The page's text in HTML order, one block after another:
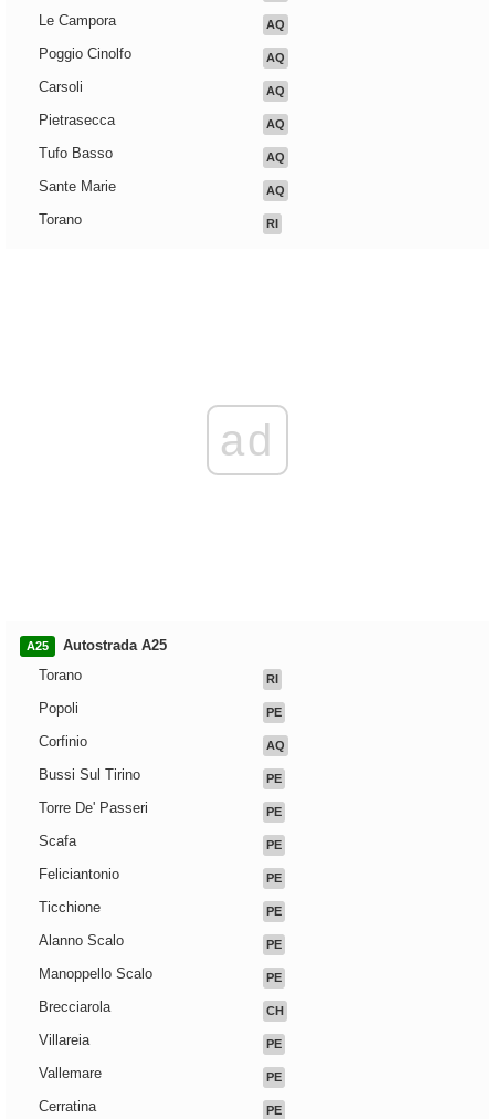
Le Campora AQ
Poggio Cinolfo AQ
Carsoli AQ
Pietrasecca AQ
Tufo Basso AQ
Sante Marie AQ
Torano RI
ad
A25
Autostrada A25
Torano
RI
Popoli PE
Corfinio AQ
Bussi Sul Tirino PE
Torre De' Passeri PE
Scafa PE
Feliciantonio PE
Ticchione PE
Alanno Scalo PE
Manoppello Scalo PE
Brecciarola CH
Villareia PE
Vallemare PE
Cerratina PE